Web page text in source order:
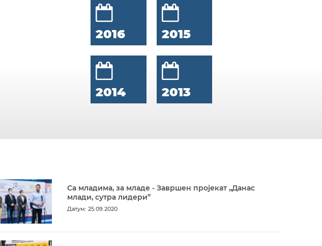
2016 2015
2014 2013
Са младима, за младе - Завршен пројекат „Данас
млади, сутра лидери”
Датум: 25.09.2020